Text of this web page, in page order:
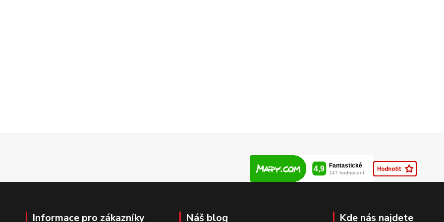
Informace pro zákazníky Náš blog Kde nás najdete